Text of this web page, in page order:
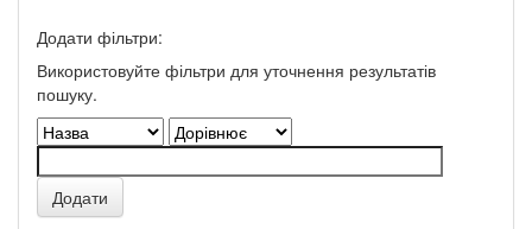
Додати фільтри:
Використовуйте фільтри для уточнення результатів
пошуку.